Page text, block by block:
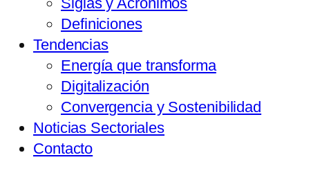
Definiciones
Tendencias
Energía que transforma
Digitalización
Convergencia y Sostenibilidad
Noticias Sectoriales
Contacto